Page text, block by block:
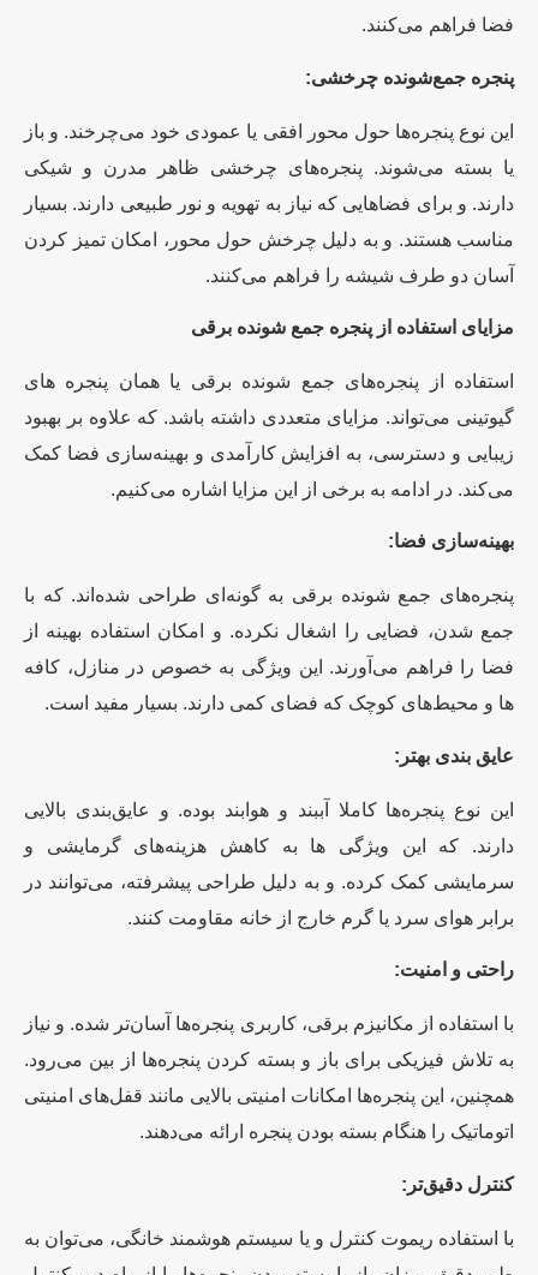
فضا فراهم می‌کنند.
پنجره جمع‌شونده چرخشی:
این نوع پنجره‌ها حول محور افقی یا عمودی خود می‌چرخند. و باز
یا بسته می‌شوند. پنجره‌های چرخشی ظاهر مدرن و شیکی
دارند. و برای فضاهایی که نیاز به تهویه و نور طبیعی دارند. بسیار
مناسب هستند. و به دلیل چرخش حول محور، امکان تمیز کردن
آسان دو طرف شیشه را فراهم می‌کنند.
مزایای استفاده از پنجره جمع شونده برقی
استفاده از پنجره‌های جمع شونده برقی یا همان پنجره های
گیوتینی می‌تواند. مزایای متعددی داشته باشد. که علاوه بر بهبود
زیبایی و دسترسی، به افزایش کارآمدی و بهینه‌سازی فضا کمک
می‌کند. در ادامه به برخی از این مزایا اشاره می‌کنیم.
بهینه‌سازی فضا:
پنجره‌های جمع شونده برقی به گونه‌ای طراحی شده‌اند. که با
جمع شدن، فضایی را اشغال نکرده. و امکان استفاده بهینه از
فضا را فراهم می‌آورند. این ویژگی به خصوص در منازل، کافه
ها و محیط‌های کوچک که فضای کمی دارند. بسیار مفید است.
عایق بندی بهتر:
این نوع پنجره‌ها کاملا آببند و هوابند بوده. و عایق‌بندی بالایی
دارند. که این ویژگی ها به کاهش هزینه‌های گرمایشی و
سرمایشی کمک کرده. و به دلیل طراحی پیشرفته، می‌توانند در
برابر هوای سرد یا گرم خارج از خانه مقاومت کنند.
راحتی و امنیت:
با استفاده از مکانیزم برقی، کاربری پنجره‌ها آسان‌تر شده. و نیاز
به تلاش فیزیکی برای باز و بسته کردن پنجره‌ها از بین می‌رود.
همچنین، این پنجره‌ها امکانات امنیتی بالایی مانند قفل‌های امنیتی
اتوماتیک را هنگام بسته بودن پنجره ارائه می‌دهند.
کنترل دقیق‌تر:
با استفاده ریموت کنترل و یا سیستم هوشمند خانگی، می‌توان به